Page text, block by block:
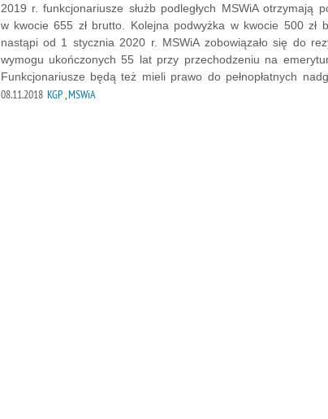
2019 r. funkcjonariusze służb podległych MSWiA otrzymają
w kwocie 655 zł brutto. Kolejna podwyżka w kwocie 500 zł
nastąpi od 1 stycznia 2020 r. MSWiA zobowiązało się do
wymogu ukończonych 55 lat przy przechodzeniu na
Funkcjonariusze będą też mieli prawo do pełnopłatnych
08.11.2018 KGP , MSWiA